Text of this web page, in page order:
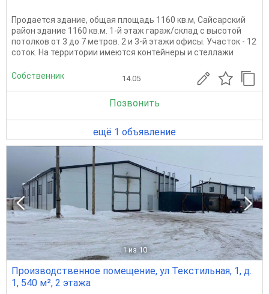
Продается здание, общая площадь 1160 кв.м, Сайсарский
район здание 1160 кв.м. 1-й этаж гараж/склад с высотой
потолков от 3 до 7 метров. 2 и 3-й этажи офисы. Участок - 12
соток. На территории имеются контейнеры и стеллажи
Собственник 14.05
Позвонить
ещё 1 объявление
1 из 10
Производственное помещение, ул Текстильная, 1, д.
1, 540 м², 2 этажа